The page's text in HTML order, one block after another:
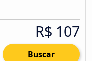
R$ 107
Buscar